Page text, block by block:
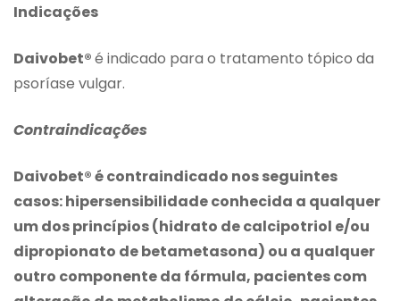
Indicações
Daivobet®é indicado para o tratamento tópico da
psoríase vulgar.
Contraindicações
Daivobet® é contraindicado nos seguintes
casos: hipersensibilidade conhecida a qualquer
um dos princípios (hidrato de calcipotriol e/ou
dipropionato de betametasona) ou a qualquer
outro componente da fórmula, pacientes com